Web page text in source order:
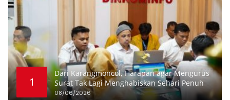
1
Dari Karangmoncol, Harapan agar Mengurus
Surat Tak Lagi Menghabiskan Sehari Penuh
08/06/2026